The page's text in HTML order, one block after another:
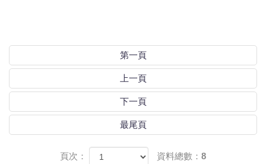
第一頁
上一頁
下一頁
最尾頁
頁次： 資料總數：8